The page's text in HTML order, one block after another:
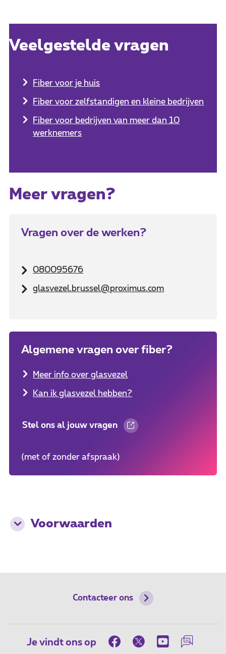
Veelgestelde vragen
Fiber voor je huis
Fiber voor zelfstandigen en kleine bedrijven
Fiber voor bedrijven van meer dan 10
werknemers
Meer vragen?
Vragen over de werken?
080095676
glasvezel.brussel@proximus.com
Algemene vragen over fiber?
Meer info over glasvezel
Kan ik glasvezel hebben?
Stel ons al jouw vragen
(met of zonder afspraak)
Voorwaarden
Contacteer ons
Je vindt ons op